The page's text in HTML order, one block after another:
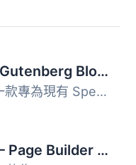
Spectra Legacy – Gutenberg Blocks
Spectra Legacy 是一款專為現有 Spectra 用戶設計的 Gutenber...
Kadence Blocks — Page Builder Toolkit for Gutenberg Editor